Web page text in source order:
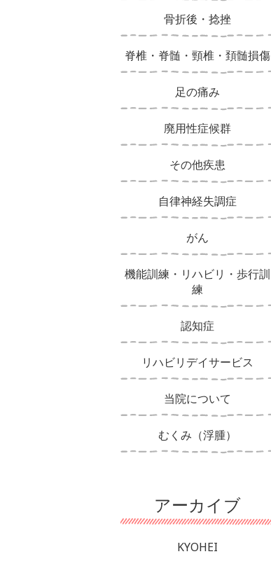
骨折後・捻挫
脊椎・脊髄・頸椎・頚髄損傷
足の痛み
廃用性症候群
その他疾患
自律神経失調症
がん
機能訓練・リハビリ・歩行訓
練
認知症
リハビリデイサービス
当院について
むくみ（浮腫）
アーカイブ
KYOHEI